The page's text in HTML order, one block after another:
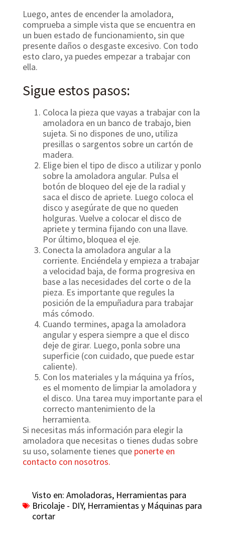
Luego, antes de encender la amoladora,
comprueba a simple vista que se encuentra en
un buen estado de funcionamiento, sin que
presente daños o desgaste excesivo. Con todo
esto claro, ya puedes empezar a trabajar con
ella.
Sigue estos pasos:
Coloca la pieza que vayas a trabajar con la
amoladora en un banco de trabajo, bien
sujeta. Si no dispones de uno, utiliza
presillas o sargentos sobre un cartón de
madera.
Elige bien el tipo de disco a utilizar y ponlo
sobre la amoladora angular. Pulsa el
botón de bloqueo del eje de la radial y
saca el disco de apriete. Luego coloca el
disco y asegúrate de que no queden
holguras. Vuelve a colocar el disco de
apriete y termina fijando con una llave.
Por último, bloquea el eje.
Conecta la amoladora angular a la
corriente. Enciéndela y empieza a trabajar
a velocidad baja, de forma progresiva en
base a las necesidades del corte o de la
pieza. Es importante que regules la
posición de la empuñadura para trabajar
más cómodo.
Cuando termines, apaga la amoladora
angular y espera siempre a que el disco
deje de girar. Luego, ponla sobre una
superficie (con cuidado, que puede estar
caliente).
Con los materiales y la máquina ya fríos,
es el momento de limpiar la amoladora y
el disco. Una tarea muy importante para el
correcto mantenimiento de la
herramienta.
Si necesitas más información para elegir la
amoladora que necesitas o tienes dudas sobre
su uso, solamente tienes que ponerte en
contacto con nosotros.
Visto en: Amoladoras, Herramientas para
Bricolaje - DIY, Herramientas y Máquinas para
cortar